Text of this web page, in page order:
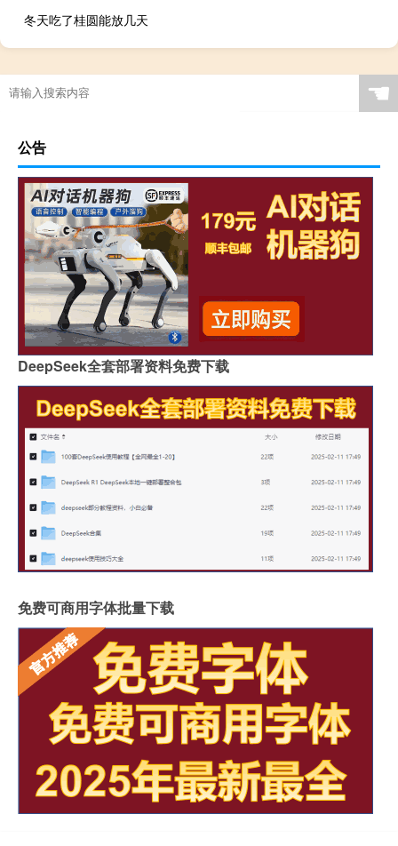
冬天吃了桂圆能放几天
☚
公告
DeepSeek全套部署资料免费下载
免费可商用字体批量下载